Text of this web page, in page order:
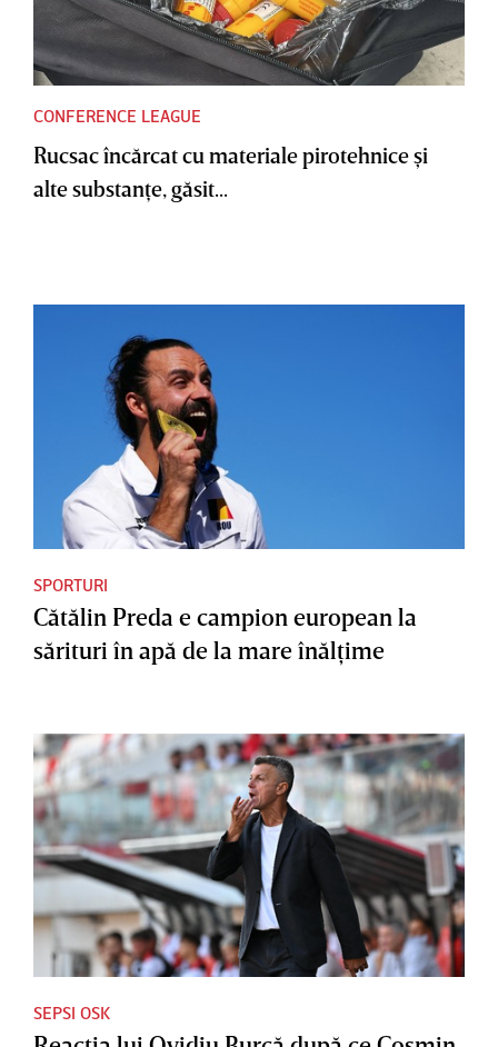
CONFERENCE LEAGUE
Rucsac încărcat cu materiale pirotehnice şi
alte substanţe, găsit...
SPORTURI
Cătălin Preda e campion european la
sărituri în apă de la mare înălţime
SEPSI OSK